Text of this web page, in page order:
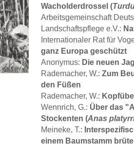
Wacholderdrossel (
Arbeitsgemeinschaft
Landschaftspflege e.V.:
Internationaler Rat für
ganz Europa geschützt
Anonymus: Die neuen
Rademacher, W.: Zum
den Füßen
Rademacher, W.:
Wennrich, G.: Über das
Stockenten (Anas
Meineke, T.:
einem Baumstamm